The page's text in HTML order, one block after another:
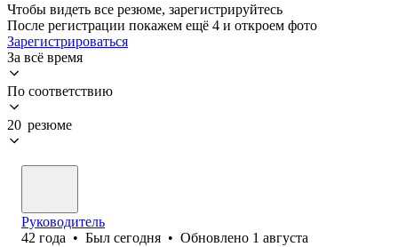
Чтобы видеть все резюме, зарегистрируйтесь
После регистрации покажем ещё 4 и откроем фото
Зарегистрироваться
За всё время
По соответствию
20 резюме
Руководитель
42 года • Был сегодня • Обновлено 1 августа